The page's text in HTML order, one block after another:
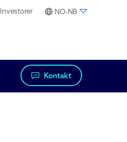
Investorer NO-NB
Kontakt